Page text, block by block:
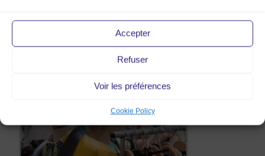
Accepter
Refuser
Voir les préférences
Cookie Policy
2012 -06 salon